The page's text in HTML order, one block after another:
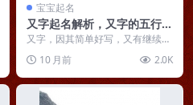
宝宝起名
又字起名解析，又字的五行及
寓意
又字，因其简单好写，又有继续、
相同、更加的积极含义，经常被用
在起名中。又字具有广...
10 月前 2.0K